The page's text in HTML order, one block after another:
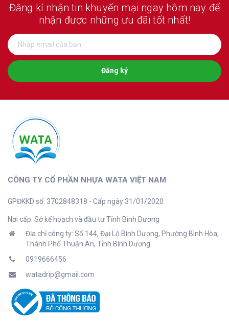
Đăng kí nhận tin khuyến mại ngay hôm nay để
nhận được những ưu đãi tốt nhất!
Đăng ký
CÔNG TY CỔ PHẦN NHỰA WATA VIỆT NAM
GPĐKKD số: 3702848318 - Cấp ngày 31/01/2020
Nơi cấp: Sở kế hoạch và đầu tư Tỉnh Bình Dương
Địa chỉ công ty: Số 144, Đại Lộ Bình Dương, Phường Bình Hòa,
Thành Phố Thuận An, Tỉnh Bình Dương
0919666456
watadrip@gmail.com